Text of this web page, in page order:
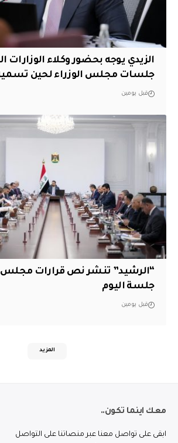
الزيدي يوجه بحضور وكلاء الوزارات
جلسات مجلس الوزراء لحين تسمية
قبل يومين
“الرشيد” تنشر نص قرارات مجلس
جلسة اليوم
قبل يومين
المزيد
معك اينما تكون..
ابقى على تواصل معنا عبر منصاتنا على التواصل